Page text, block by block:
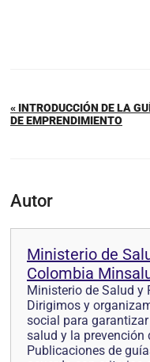
« INTRODUCCIÓN DE LA
DE EMPRENDIMIENTO
Autor
Ministerio de
Colombia
Ministerio de Salud y
Dirigimos y
social para
salud y la prevención
Publicaciones de